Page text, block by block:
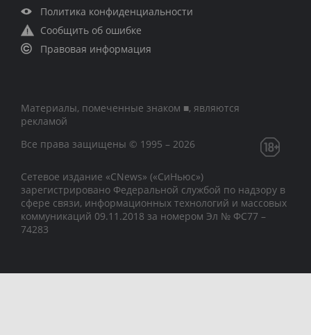
Политика конфиденциальности
Сообщить об ошибке
Правовая информация
Материалы, помеченные знаком ■, являются
рекламой
Все права защищены © 1995 – 2026
Сетевое издание «CNews» («СиНьюс»)
зарегистрировано Федеральной службой по надзору в
сфере связи, информационных технологий и массовых
коммуникаций 09.11.2018 за номером Эл № ФС77 –
74283